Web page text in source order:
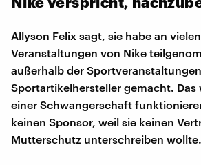
Allyson Felix sagt, sie habe an
Veranstaltungen von Nike
außerhalb der
Sportartikelhersteller gemacht. Das
einer Schwangerschaft
keinen Sponsor, weil sie keinen
Mutterschutz unterschreiben wollte.